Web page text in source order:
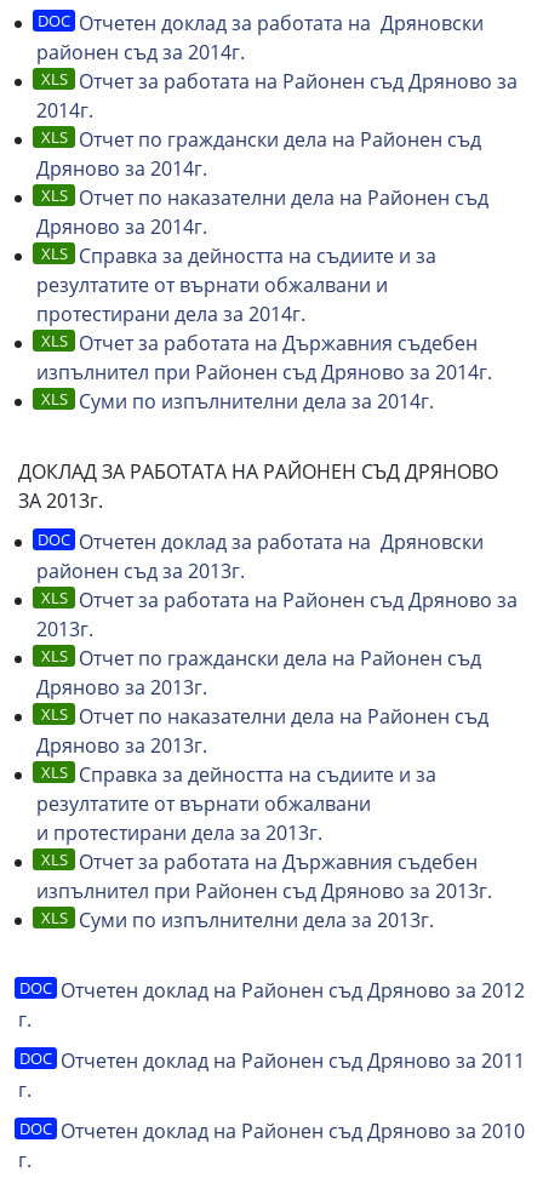
Отчетен доклад за работата на Дряновски
районен съд за 2014г.
Отчет за работата на Районен съд Дряново за
2014г.
Отчет по граждански дела на Районен съд
Дряново за 2014г.
Отчет по наказателни дела на Районен съд
Дряново за 2014г.
Справка за дейността на съдиите и за
резултатите от върнати обжалвани и
протестирани дела за 2014г.
Отчет за работата на Държавния съдебен
изпълнител при Районен съд Дряново за 2014г.
Суми по изпълнителни дела за 2014г.
ДОКЛАД ЗА РАБОТАТА НА РАЙОНЕН СЪД ДРЯНОВО
ЗА 2013г.
Отчетен доклад за работата на Дряновски
районен съд за 2013г.
Отчет за работата на Районен съд Дряново за
2013г.
Отчет по граждански дела на Районен съд
Дряново за 2013г.
Отчет по наказателни дела на Районен съд
Дряново за 2013г.
Справка за дейността на съдиите и за
резултатите от върнати обжалвани
и протестирани дела за 2013г.
Отчет за работата на Държавния съдебен
изпълнител при Районен съд Дряново за 2013г.
Суми по изпълнителни дела за 2013г.
Отчетен доклад на Районен съд Дряново за 2012
г.
Отчетен доклад на Районен съд Дряново за 2011
г.
Отчетен доклад на Районен съд Дряново за 2010
г.